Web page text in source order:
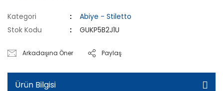
Kategori
Abiye - Stiletto
Stok Kodu
GUKP5B2J1U
Arkadaşına Öner Paylaş
Ürün Bilgisi